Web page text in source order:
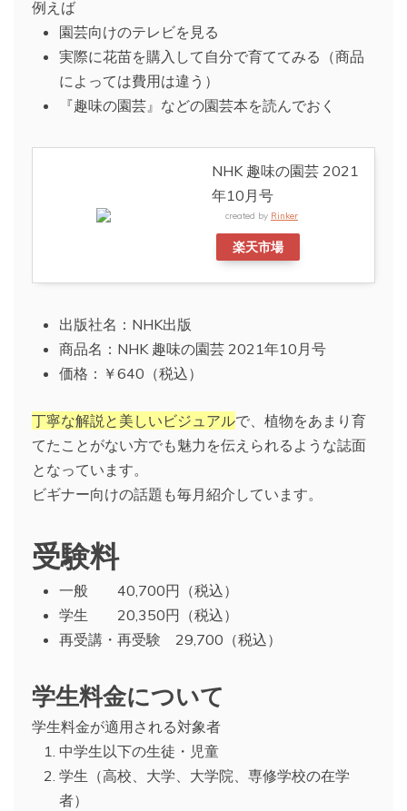
例えば
園芸向けのテレビを見る
実際に花苗を購入して自分で育ててみる（商品
によっては費用は違う）
『趣味の園芸』などの園芸本を読んでおく
NHK 趣味の園芸 2021
年10月号
created by Rinker
楽天市場
出版社名：NHK出版
商品名：NHK 趣味の園芸 2021年10月号
価格：￥640（税込）
丁寧な解説と美しいビジュアルで、植物をあまり育
てたことがない方でも魅力を伝えられるような誌面
となっています。
ビギナー向けの話題も毎月紹介しています。
受験料
一般 40,700円（税込）
学生 20,350円（税込）
再受講・再受験 29,700（税込）
学生料金について
学生料金が適用される対象者
中学生以下の生徒・児童
学生（高校、大学、大学院、専修学校の在学
者）